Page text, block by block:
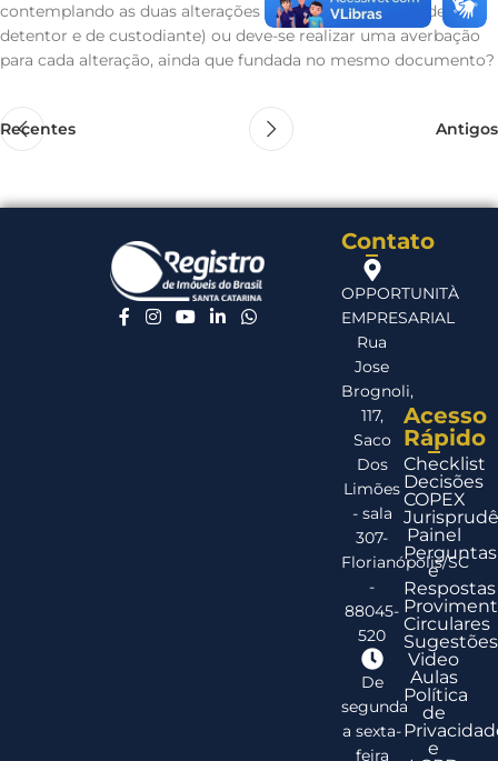
contemplando as duas alterações realizadas (alteração de
detentor e de custodiante) ou deve-se realizar uma averbação
para cada alteração, ainda que fundada no mesmo documento?
Recentes Antigos
Contato
OPPORTUNITÀ
EMPRESARIAL
Rua
Jose
Brognoli,
117,
Saco
Dos
Limões
- sala
307-
Florianópolis/SC
-
88045-
520
De
segunda
a sexta-
feira
Acesso
Rápido
Checklist
Decisões
COPEX
Painel
Perguntas
e
Respostas
Circulares
Sugestões
Video
Aulas
Política
de
e